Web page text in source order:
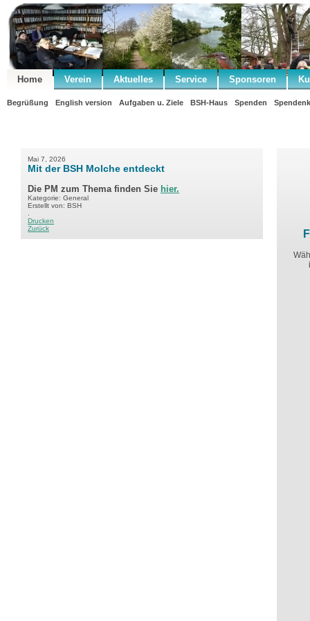
Home Verein Aktuelles Service Sponsoren
Begrüßung English version Aufgaben u. Ziele BSH-Haus Spenden
Mai 7, 2026
Mit der BSH Molche entdeckt
Die PM zum Thema finden Sie hier.
Kategorie: General
Erstellt von: BSH
Drucken
Zurück